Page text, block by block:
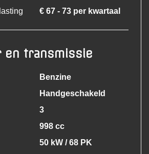
€ 67 - 73 per kwartaal
en transmissie
Benzine
Handgeschakeld
3
998 cc
50 kW / 68 PK